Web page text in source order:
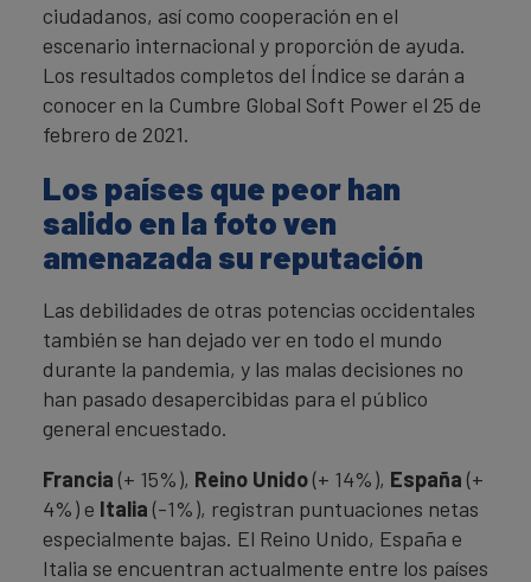
ciudadanos, así como cooperación en el
escenario internacional y proporción de ayuda.
Los resultados completos del Índice se darán a
conocer en la Cumbre Global Soft Power el 25 de
febrero de 2021.
Los países que peor han
salido en la foto ven
amenazada su reputación
Las debilidades de otras potencias occidentales
también se han dejado ver en todo el mundo
durante la pandemia, y las malas decisiones no
han pasado desapercibidas para el público
general encuestado.
Francia (+ 15%), Reino Unido(+ 14%), España (+
4%) e Italia (-1%), registran puntuaciones netas
especialmente bajas. El Reino Unido, España e
Italia se encuentran actualmente entre los países